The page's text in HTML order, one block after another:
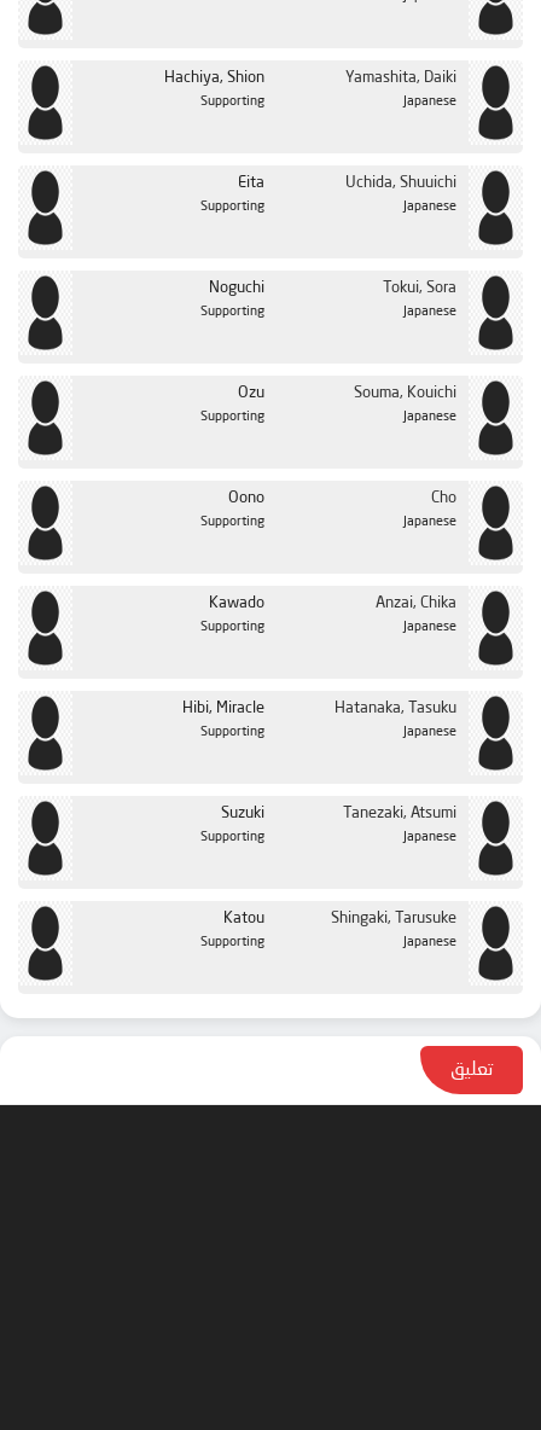
Hachiya, Shion
Supporting
Yamashita, Daiki
Japanese
Eita
Supporting
Uchida, Shuuichi
Japanese
Noguchi
Supporting
Tokui, Sora
Japanese
Ozu
Supporting
Souma, Kouichi
Japanese
Oono
Supporting
Cho
Japanese
Kawado
Supporting
Anzai, Chika
Japanese
Hibi, Miracle
Supporting
Hatanaka, Tasuku
Japanese
Suzuki
Supporting
Tanezaki, Atsumi
Japanese
Katou
Supporting
Shingaki, Tarusuke
Japanese
تعليق